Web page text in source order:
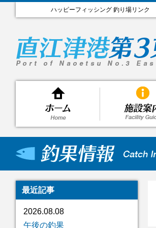
ハッピーフィッシング 釣り場リンク
最近記事
2026.08.08
午後の釣果